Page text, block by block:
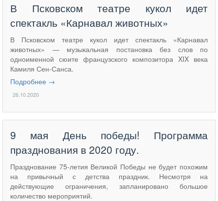
В Псковском театре кукол идет
спектакль «Карнавал животных»
В Псковском театре кукол идет спектакль «Карнавал
животных» — музыкальная постановка без слов по
одноименной сюите французского композитора XIX века
Камиля Сен-Санса.
Подробнее →
26.10.2020
9 мая День победы! Программа
празднования в 2020 году.
Празднование 75-летия Великой Победы не будет похожим
на привычный с детства праздник. Несмотря на
действующие ограничения, запланировано большое
количество мероприятий.